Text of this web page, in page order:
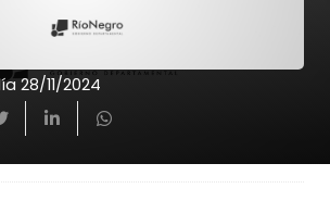
28/11/2024